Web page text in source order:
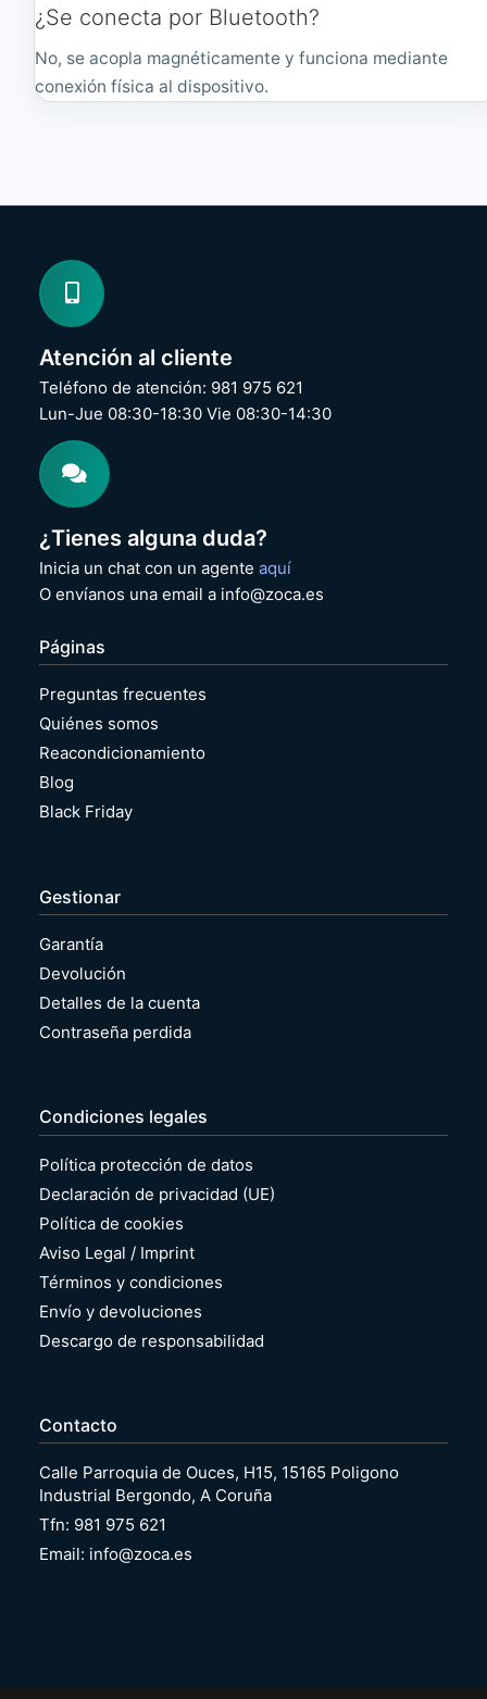
¿Se conecta por Bluetooth?
No, se acopla magnéticamente y funciona mediante
conexión física al dispositivo.
Atención al cliente
Teléfono de atención: 981 975 621
Lun-Jue 08:30-18:30 Vie 08:30-14:30
¿Tienes alguna duda?
Inicia un chat con un agenteaquí
O envíanos una email a info@zoca.es
Páginas
Preguntas frecuentes
Quiénes somos
Reacondicionamiento
Blog
Black Friday
Gestionar
Garantía
Devolución
Detalles de la cuenta
Contraseña perdida
Condiciones legales
Política protección de datos
Declaración de privacidad (UE)
Política de cookies
Aviso Legal / Imprint
Términos y condiciones
Envío y devoluciones
Descargo de responsabilidad
Contacto
Calle Parroquia de Ouces, H15, 15165 Poligono
Industrial Bergondo, A Coruña
Tfn: 981 975 621
Email: info@zoca.es